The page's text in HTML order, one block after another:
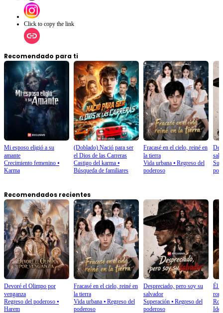
Click to copy the link
Recomendado para ti
Mi esposo eligió a su
amante
Crecimiento femenino ⦁
Karma
(Doblado) Nació para ser
el Dios de las Carreras
Castigo del karma⦁
Búsqueda de familiares
Fracasé en el cielo, reiné en
la tierra
Vida urbana⦁ Regreso del
poderoso
Recomendados recientes
Devoré el Olimpo por
venganza
Regreso del poderoso ⦁
Harem
Fracasé en el cielo, reiné en
la tierra
Vida urbana⦁ Regreso del
poderoso
Despreciado, pero soy su
salvador
Superación⦁ Regreso del
poderoso
Él